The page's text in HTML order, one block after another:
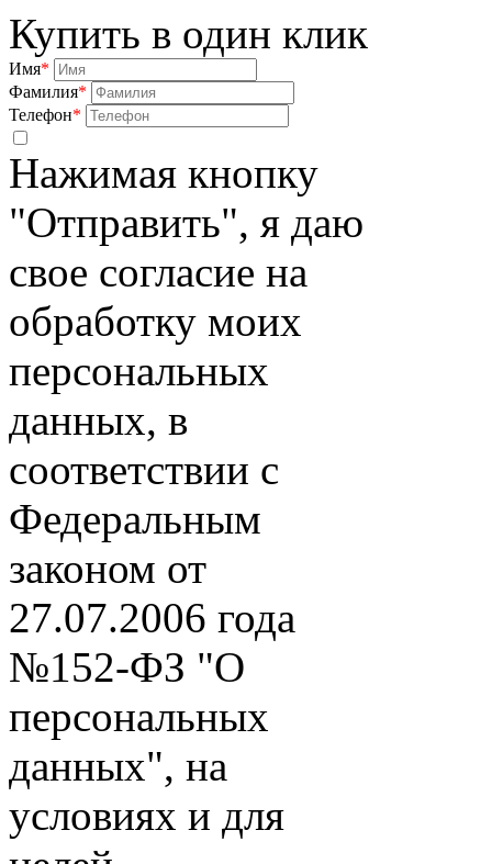
Купить в один клик
Имя*
Фамилия*
Телефон*
Нажимая кнопку
"Отправить", я даю
свое согласие на
обработку моих
персональных
данных, в
соответствии с
Федеральным
законом от
27.07.2006 года
№152-ФЗ "О
персональных
данных", на
условиях и для